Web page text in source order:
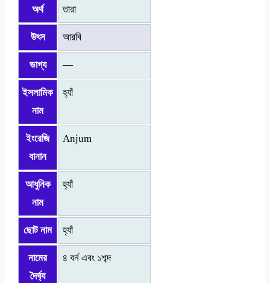
অর্থ তারা
উৎস আরবি
ভাগ্য —
ইসলামিক
নাম
হ্যাঁ
ইংরেজি
বানান
Anjum
আধুনিক
নাম
হ্যাঁ
ছোট নাম হ্যাঁ
নামের
দৈর্ঘ্য
৪ বর্ন এবং ১শব্দ